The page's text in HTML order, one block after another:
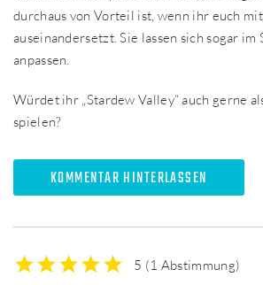
durchaus von Vorteil ist, wenn ihr euch
auseinandersetzt. Sie lassen sich sogar
anpassen.
Würdet ihr „Stardew Valley“ auch gerne
spielen?
KOMMENTAR HINTERLASSEN
5 (1 Abstimmung)